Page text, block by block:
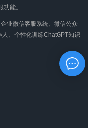
能。
业微信客服系统、微信公众
、个性化训练ChatGPT知识